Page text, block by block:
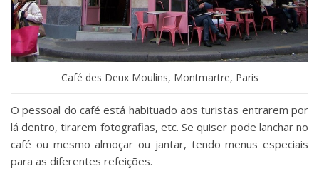
Café des Deux Moulins, Montmartre, Paris
O pessoal do café está habituado aos turistas entrarem por
lá dentro, tirarem fotografias, etc. Se quiser pode lanchar no
café ou mesmo almoçar ou jantar, tendo menus especiais
para as diferentes refeições.